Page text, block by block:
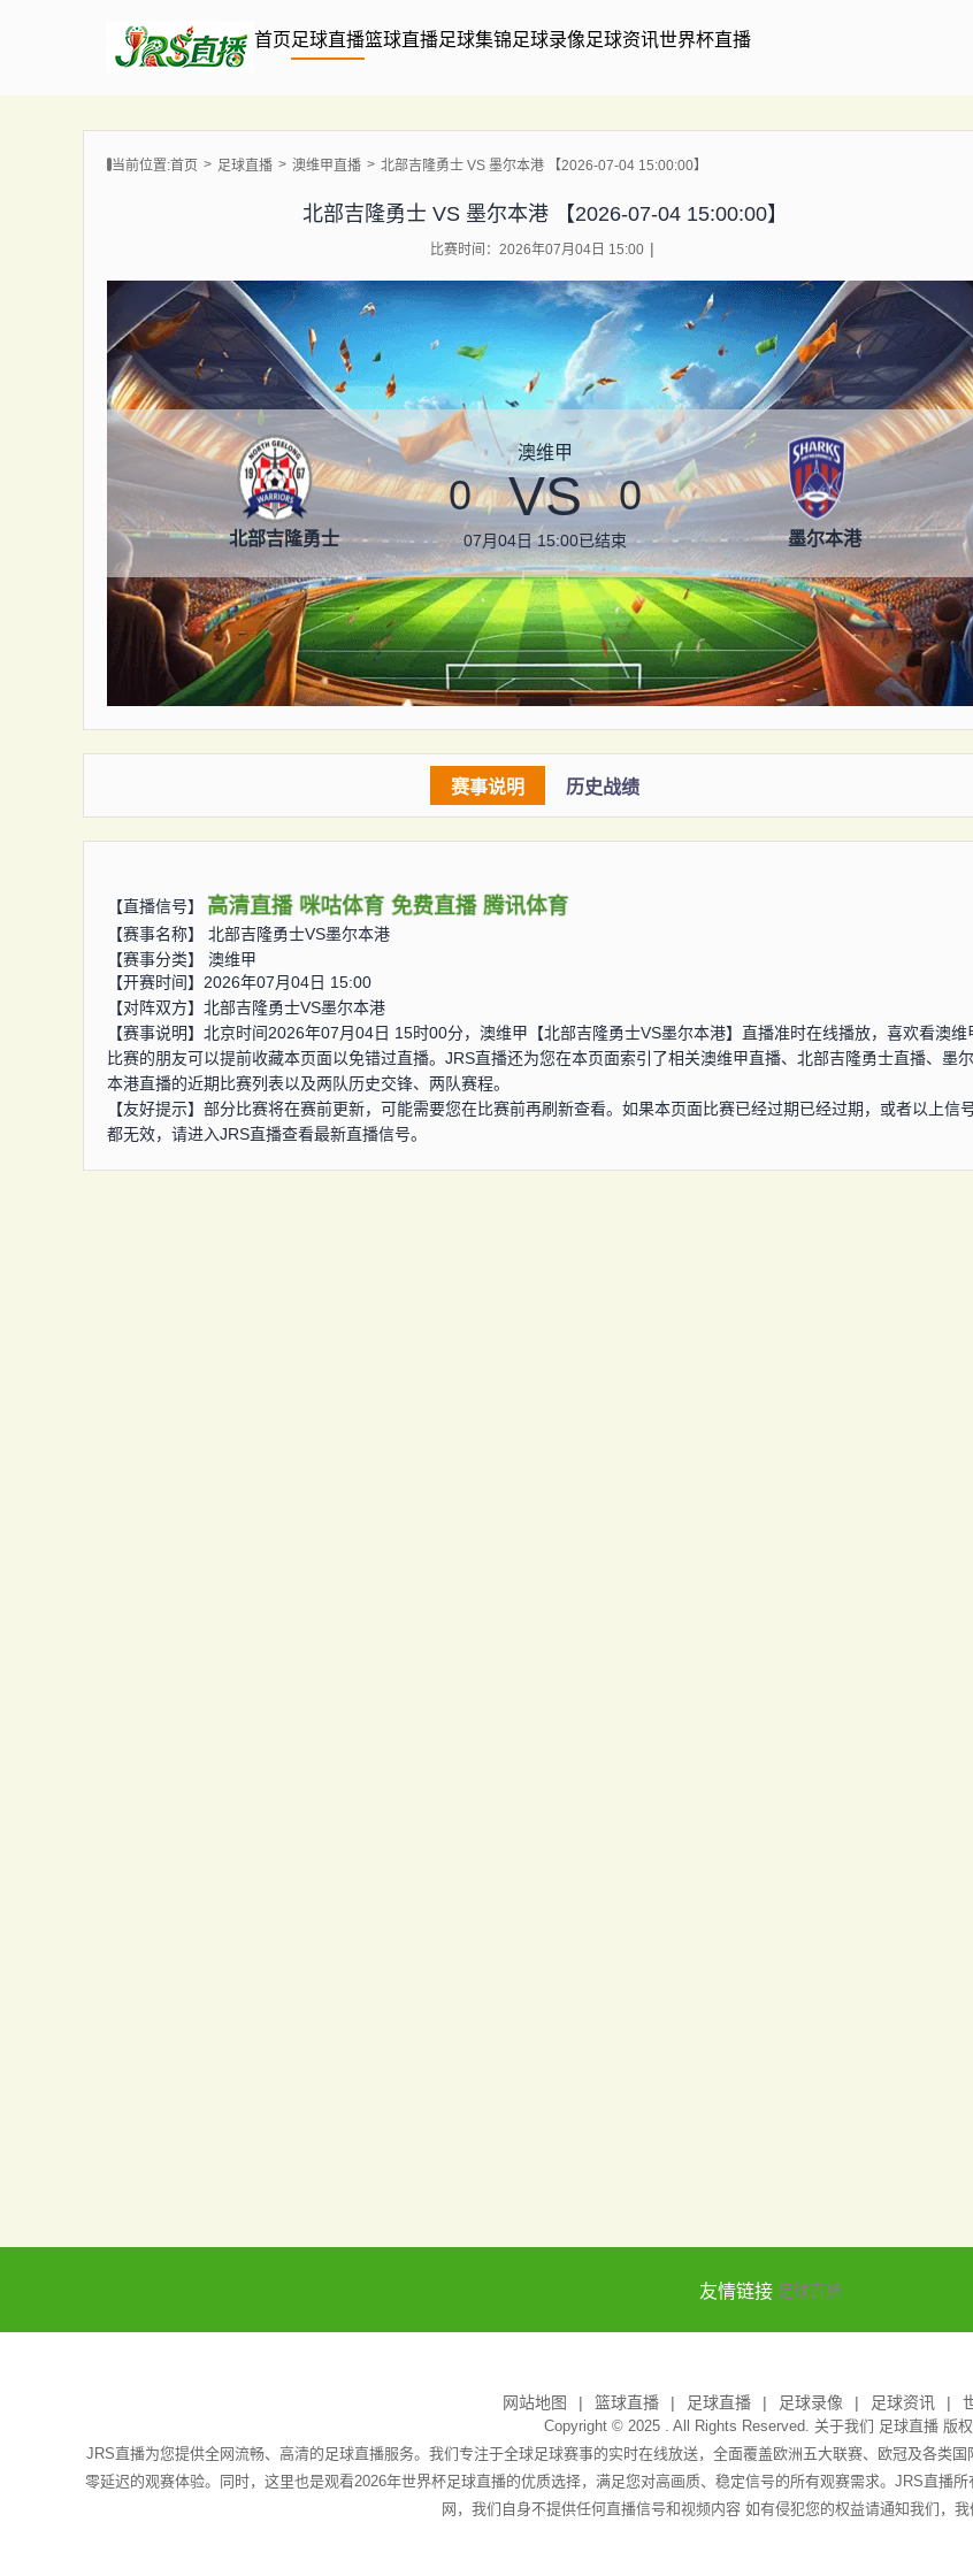
首页足球直播篮球直播足球集锦足球录像足球资讯世界杯直播
当前位置:首页 足球直播 澳维甲直播 北部吉隆勇士 VS 墨尔本港 【2026-07-04 15:00:00】
北部吉隆勇士 VS 墨尔本港 【2026-07-04 15:00:00】
比赛时间：2026年07月04日 15:00
北部吉隆勇士
澳维甲
0 VS 0
07月04日 15:00已结束 墨尔本港
赛事说明 历史战绩
【直播信号】 高清直播 咪咕体育 免费直播 腾讯体育
【赛事名称】 北部吉隆勇士VS墨尔本港
【赛事分类】 澳维甲
【开赛时间】2026年07月04日 15:00
【对阵双方】 北部吉隆勇士VS墨尔本港
【赛事说明】北京时间2026年07月04日 15时00分，澳维甲【北部吉隆勇士VS墨尔本港】直播准时在线播放，喜欢看澳维
比赛的朋友可以提前收藏本页面以免错过直播。JRS直播还为您在本页面索引了相关澳维甲直播、北部吉隆勇士直播、墨尔
本港直播的近期比赛列表以及两队历史交锋、两队赛程。
【友好提示】部分比赛将在赛前更新，可能需要您在比赛前再刷新查看。如果本页面比赛已经过期已经过期，或者以上信
都无效，请进入JRS直播查看最新直播信号。
友情链接 足球直播
网站地图 篮球直播 足球直播 足球录像 足球资讯
Copyright © 2025 . All Rights Reserved. 关于我们 足球直播版
JRS直播为您提供全网流畅、高清的足球直播服务。我们专注于全球足球赛事的实时在线放送，全面覆盖欧洲五大联赛、欧冠及各类
零延迟的观赛体验。同时，这里也是观看2026年世界杯足球直播的优质选择，满足您对高画质、稳定信号的所有观赛需求。JRS直播
网，我们自身不提供任何直播信号和视频内容 如有侵犯您的权益请通知我们，我